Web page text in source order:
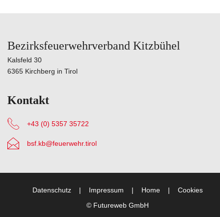
Bezirksfeuerwehrverband Kitzbühel
Kalsfeld 30
6365 Kirchberg in Tirol
Kontakt
+43 (0) 5357 35722
bsf.kb@feuerwehr.tirol
© Futureweb GmbH
Datenschutz Impressum Home Cookies